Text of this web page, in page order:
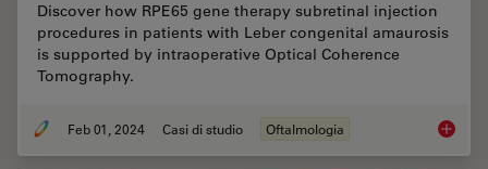
Discover how RPE65 gene therapy subretinal injection
procedures in patients with Leber congenital amaurosis
is supported by intraoperative Optical Coherence
Tomography.
Feb 01, 2024 Casi di studio Oftalmologia RPE65